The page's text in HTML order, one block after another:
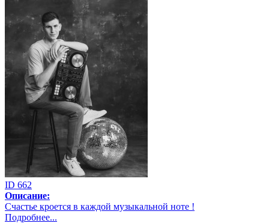
ID 662
Описание:
Счастье кроется в каждой музыкальной ноте !
Подробнее...